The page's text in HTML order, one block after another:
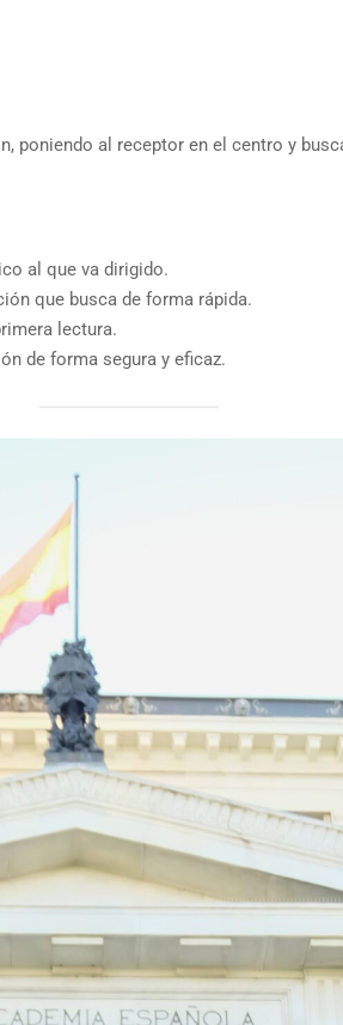
poniendo al receptor en el centro y
al que va dirigido.
que busca de forma rápida.
lectura.
de forma segura y eficaz.